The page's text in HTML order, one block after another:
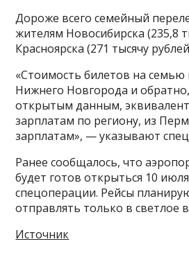
Дороже всего семейный
жителям Новосибирска (235,8
Красноярска (271 тысячу
«Стоимость билетов на семью
Нижнего Новгорода и обратно,
открытым данным,
зарплатам по региону, из
зарплатам», — указывают
Ранее сообщалось, что
будет готов открыться 10
спецоперации. Рейсы
отправлять только в светлое
Источник